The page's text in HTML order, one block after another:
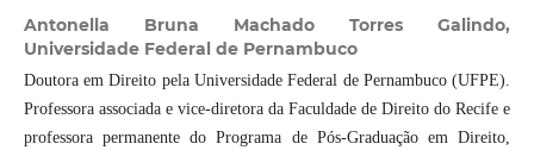
Antonella Bruna Machado Torres Galindo,
Universidade Federal de Pernambuco
Doutora em Direito pela Universidade Federal de Pernambuco (UFPE).
Professora associada e vice-diretora da Faculdade de Direito do Recife e
professora permanente do Programa de Pós-Graduação em Direito,